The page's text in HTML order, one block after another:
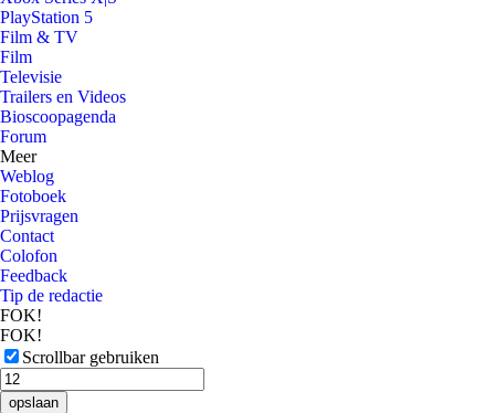
PlayStation 5
Film & TV
Film
Televisie
Trailers en Videos
Bioscoopagenda
Forum
Meer
Weblog
Fotoboek
Prijsvragen
Contact
Colofon
Feedback
Tip de redactie
FOK!
FOK!
Scrollbar gebruiken
opslaan